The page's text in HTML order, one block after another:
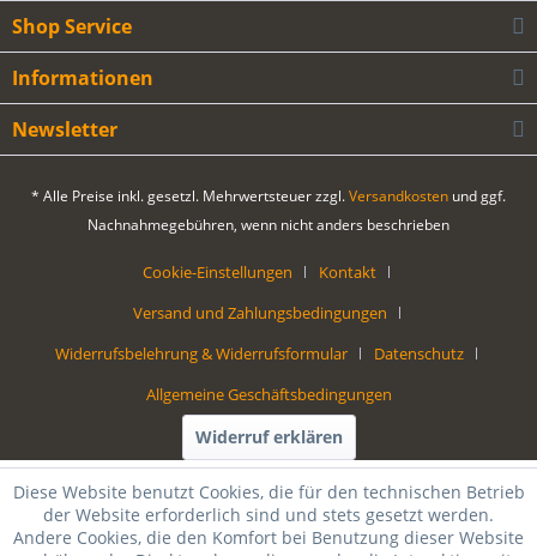
Shop Service
Informationen
Newsletter
* Alle Preise inkl. gesetzl. Mehrwertsteuer zzgl.Versandkosten und ggf.
Nachnahmegebühren, wenn nicht anders beschrieben
Cookie-Einstellungen
Kontakt
Versand und Zahlungsbedingungen
Widerrufsbelehrung & Widerrufsformular
Datenschutz
Allgemeine Geschäftsbedingungen
Widerruf erklären
Diese Website benutzt Cookies, die für den technischen Betrieb
der Website erforderlich sind und stets gesetzt werden.
Andere Cookies, die den Komfort bei Benutzung dieser Website